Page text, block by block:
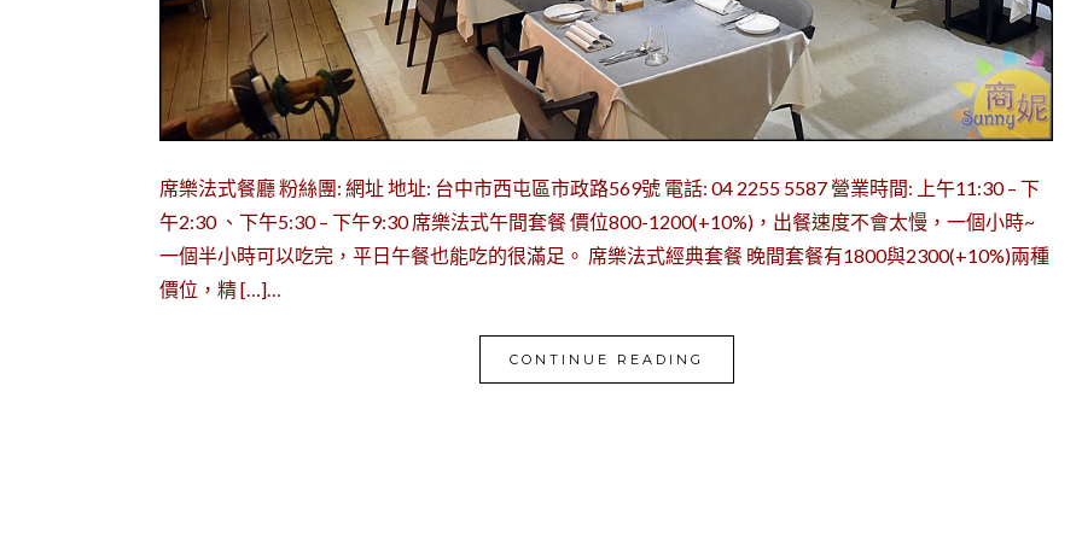
席樂法式餐廳 粉絲團: 網址 地址: 台中市西屯區市政路569號 電話: 04 2255 5587 營業時間: 上午11:30 – 下
午2:30 、下午5:30 – 下午9:30 席樂法式午間套餐 價位800-1200(+10%)，出餐速度不會太慢，一個小時~
一個半小時可以吃完，平日午餐也能吃的很滿足。 席樂法式經典套餐 晚間套餐有1800與2300(+10%)兩種
價位，精 […]…
CONTINUE READING